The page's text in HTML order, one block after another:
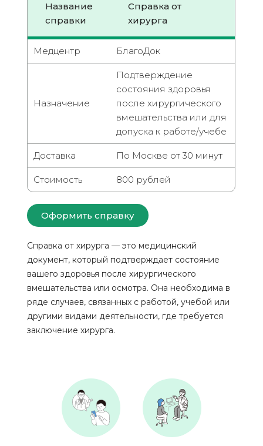
Название
справки
Справка от
хирурга
Медцентр БлагоДок
Назначение
Подтверждение
состояния здоровья
после хирургического
вмешательства или для
допуска к работе/учебе
Доставка По Москве от 30 минут
Стоимость 800 рублей
Оформить справку
Справка от хирурга — это медицинский
документ, который подтверждает состояние
вашего здоровья после хирургического
вмешательства или осмотра. Она необходима в
ряде случаев, связанных с работой, учебой или
другими видами деятельности, где требуется
заключение хирурга.